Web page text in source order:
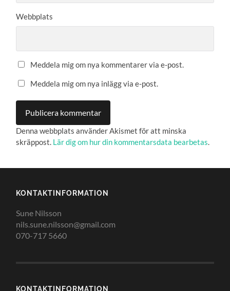
Webbplats
Meddela mig om nya kommentarer via e-post.
Meddela mig om nya inlägg via e-post.
Denna webbplats använder Akismet för att minska
skräppost. Lär dig om hur din kommentarsdata bearbetas.
KONTAKTINFORMATION
Sune Nilsson
nils.sune.nilsson@gmail.com
070-717 5660
KONTAKTINFORMATION